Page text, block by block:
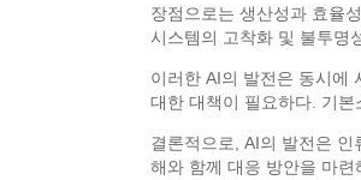
장점으로는 생산성과 효율
시스템의 고착화 및 불투명
이러한 AI의 발전은 동시에
대한 대책이 필요하다. 기
결론적으로, AI의 발전은
해와 함께 대응 방안을 마